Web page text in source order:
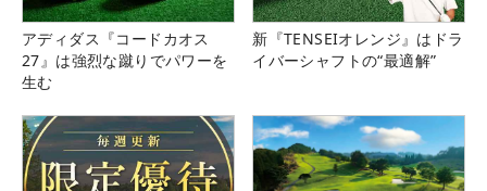
アディダス『コードカオス
27』は強烈な蹴りでパワーを
生む
新『TENSEIオレンジ』はドラ
イバーシャフトの“最適解”